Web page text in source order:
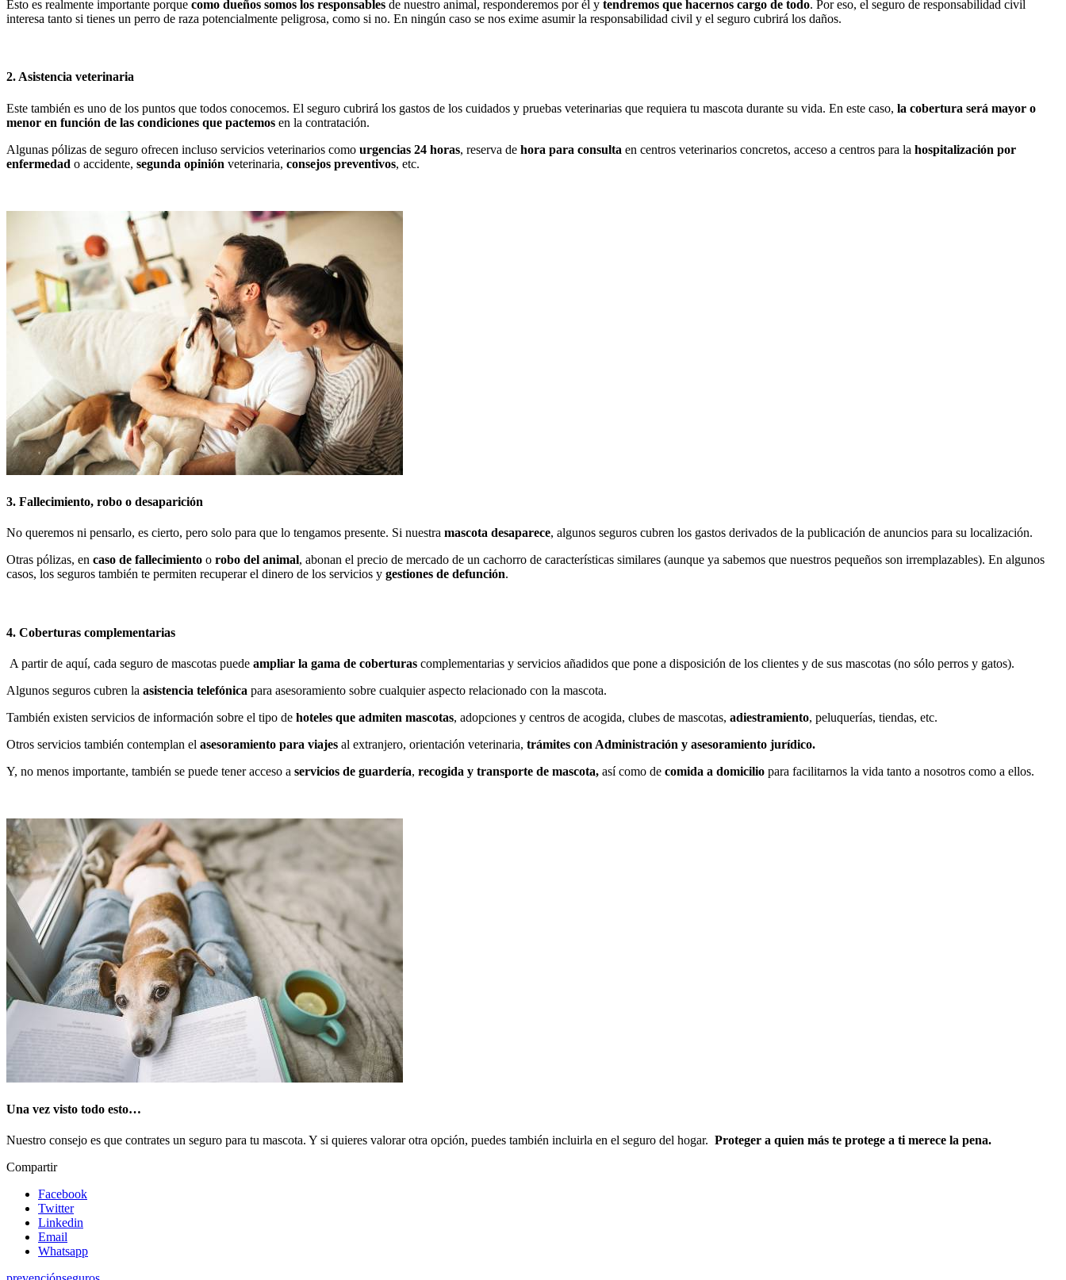
Esto es realmente importante porque como dueños somos los responsables de nuestro animal, responderemos por él y tendremos que hacernos cargo de todo. Por eso, el seguro de responsabilidad civil
interesa tanto si tienes un perro de raza potencialmente peligrosa, como si no. En ningún caso se nos exime asumir la responsabilidad civil y el seguro cubrirá los daños.
2. Asistencia veterinaria
Este también es uno de los puntos que todos conocemos. El seguro cubrirá los gastos de los cuidados y pruebas veterinarias que requiera tu mascota durante su vida. En este caso, la cobertura será mayor o
menor en función de las condiciones que pactemos en la contratación.
Algunas pólizas de seguro ofrecen incluso servicios veterinarios como urgencias 24 horas, reserva de hora para consulta en centros veterinarios concretos, acceso a centros para la hospitalización por
enfermedad o accidente, segunda opinión veterinaria, consejos preventivos, etc.
3. Fallecimiento, robo o desaparición
No queremos ni pensarlo, es cierto, pero solo para que lo tengamos presente. Si nuestra mascota desaparece, algunos seguros cubren los gastos derivados de la publicación de anuncios para su localización.
Otras pólizas, en caso de fallecimiento o robo del animal, abonan el precio de mercado de un cachorro de características similares (aunque ya sabemos que nuestros pequeños son irremplazables). En algunos
casos, los seguros también te permiten recuperar el dinero de los servicios y gestiones de defunción.
4. Coberturas complementarias
A partir de aquí, cada seguro de mascotas puede ampliar la gama de coberturas complementarias y servicios añadidos que pone a disposición de los clientes y de sus mascotas (no sólo perros y gatos).
Algunos seguros cubren la asistencia telefónica para asesoramiento sobre cualquier aspecto relacionado con la mascota.
También existen servicios de información sobre el tipo de hoteles que admiten mascotas, adopciones y centros de acogida, clubes de mascotas, adiestramiento, peluquerías, tiendas, etc.
Otros servicios también contemplan el asesoramiento para viajes al extranjero, orientación veterinaria, trámites con Administración y asesoramiento jurídico.
Y, no menos importante, también se puede tener acceso a servicios de guardería, recogida y transporte de mascota, así como de comida a domicilio para facilitarnos la vida tanto a nosotros como a ellos.
Una vez visto todo esto…
Nuestro consejo es que contrates un seguro para tu mascota. Y si quieres valorar otra opción, puedes también incluirla en el seguro del hogar. Proteger a quien más te protege a ti merece la pena.
Compartir
Facebook
Twitter
Linkedin
Email
Whatsapp